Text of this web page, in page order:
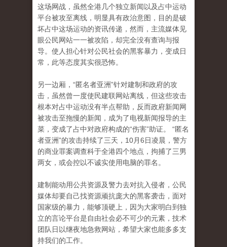
这场网战，虽然全港几个独立新闻以及占中运动
平台被攻至离线，明显具有政治意图，目的是破
坏占中这场运动的资讯传递，然而，主流媒体见
眼公民网站一一被攻陷，却完全没有查询与报
导。 使人担心针对公民社会的黑客暴力，变成日
常，此等态度其实很恐怖。
另一边厢，“匿名者亚洲”针对建制和政府的攻
击，虽然曾一度使民建联网站离线，但这些攻击
根本对占中运动没有半点帮助，反而政府新闻网
被攻击至拖慢的新闻， 成为了电视新闻报导的主
菜，变成了占中对政府构成的“伤害”助证。 “匿名
者亚洲”的攻击持续了三天，10月6日凌晨，警方
的商业罪案调查科于全港四个地点，拘捕了三男
两女，或会控以不诚实使用电脑的罪名。
建制能动用公共资源及警力去对抗入侵者，公民
媒体却要自己找资源顽抗庞大的黑客袭击，面对
国家级的暴力，能够顶硬上，因​​为大家明白到独
立的言论平台是自由社会必不可少的元素，技术
团队日以继夜地急救网站，希望大家也能多多支
持我们的工作。